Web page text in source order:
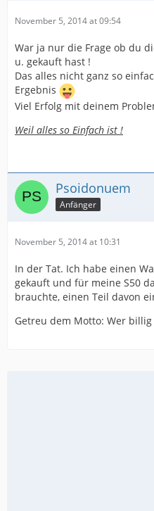
November 5, 2014 at 09:54
War ja nur die Frage ob du
u. gekauft hast !
Das alles nicht ganz so
Ergebnis
Viel Erfolg mit deinem
Weil alles so Einfach ist !
Psoidonuem
Anfänger
November 5, 2014 at 10:31
In der Tat. Ich habe einen
gekauft und für meine S50
brauchte, einen Teil davon
Getreu dem Motto: Wer